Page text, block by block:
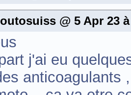
@ 5 Apr 23
j'ai eu
anticoagulants